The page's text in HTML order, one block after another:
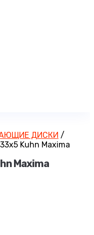
ДИСКИ /
Kuhn Maxima
Maxima